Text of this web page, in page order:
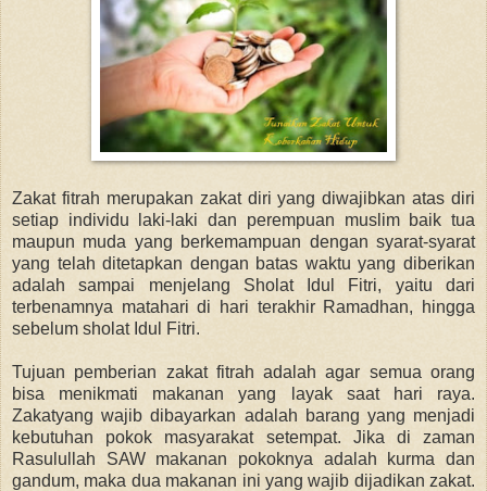
Zakat fitrah merupakan zakat diri yang diwajibkan atas diri
setiap individu laki-laki dan perempuan muslim baik tua
maupun muda yang berkemampuan dengan syarat-syarat
yang telah ditetapkan dengan batas waktu yang diberikan
adalah sampai menjelang Sholat Idul Fitri, yaitu dari
terbenamnya matahari di hari terakhir Ramadhan, hingga
sebelum sholat Idul Fitri.
Tujuan pemberian zakat fitrah adalah agar semua orang
bisa menikmati makanan yang layak saat hari raya.
Zakatyang wajib dibayarkan adalah barang yang menjadi
kebutuhan pokok masyarakat setempat. Jika di zaman
Rasulullah SAW makanan pokoknya adalah kurma dan
gandum, maka dua makanan ini yang wajib dijadikan zakat.